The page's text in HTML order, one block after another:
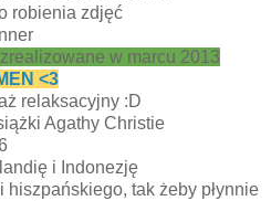
robienia zdjęć
w marcu 2013
<3
relaksacyjny :D
Agathy Christie
i Indonezję
hiszpańskiego, tak żeby płynnie